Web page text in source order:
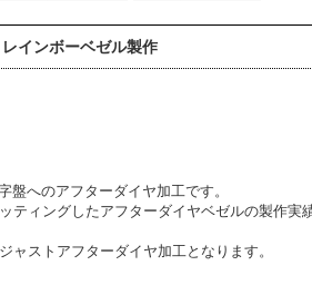
インボーベゼル製作
へのアフターダイヤ加工です。
ィングしたアフターダイヤベゼルの製作実
ストアフターダイヤ加工となります。